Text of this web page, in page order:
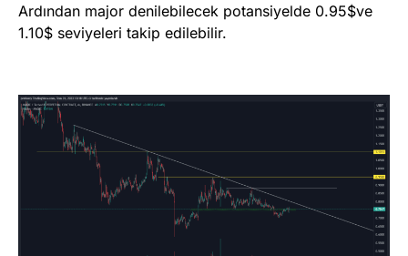
Ardından major denilebilecek potansiyelde 0.95$ve
1.10$ seviyeleri takip edilebilir.